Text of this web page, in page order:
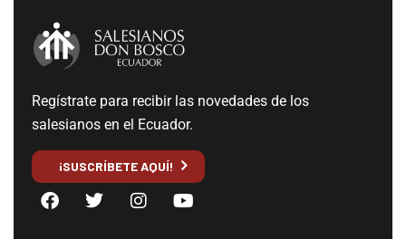
Regístrate para recibir las novedades de los
salesianos en el Ecuador.
¡SUSCRÍBETE AQUÍ!